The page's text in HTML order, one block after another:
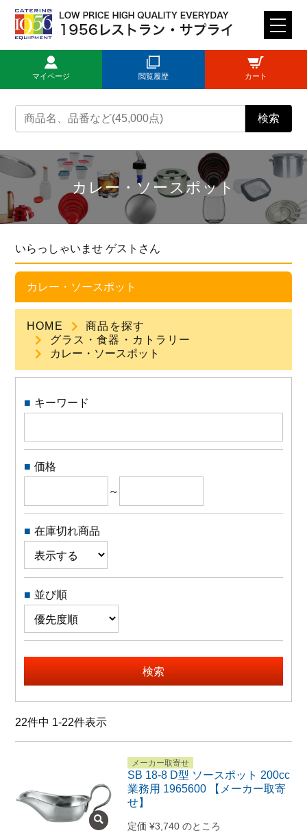
M
E
U
検索
マイページ 閲覧履歴 カート
トップページ
新規登録
商品一覧
ご利用ガイド
見積依頼
よくある質問
Instagram
お問い合わせ
プライバシーポリシー
特定商取引法に関する表示
カレー・ソースポット
いらっしゃいませ ゲストさん
カレー・ソースポット
HOME
商品を探す
グラス・食器・カトラリー
カレー・ソースポット
キーワード
価格
～
在庫切れ商品
並び順
検索
22件中 1-22件表示
メーカー取寄せ
SB 18-8 D型 ソースポット 200cc
業務用 1965600 【メーカー取寄
せ】
定価 ¥3,740 のところ